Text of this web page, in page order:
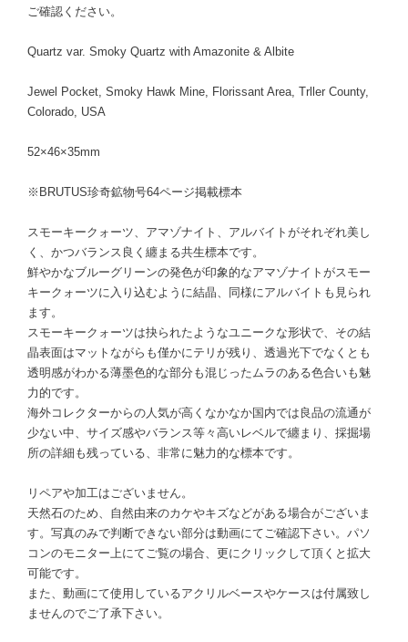
ご確認ください。
Quartz var. Smoky Quartz with Amazonite & Albite
Jewel Pocket, Smoky Hawk Mine, Florissant Area, Trller County,
Colorado, USA
52×46×35mm
※BRUTUS珍奇鉱物号64ページ掲載標本
スモーキークォーツ、アマゾナイト、アルバイトがそれぞれ美し
く、かつバランス良く纏まる共生標本です。
鮮やかなブルーグリーンの発色が印象的なアマゾナイトがスモー
キークォーツに入り込むように結晶、同様にアルバイトも見られ
ます。
スモーキークォーツは抉られたようなユニークな形状で、その結
晶表面はマットながらも僅かにテリが残り、透過光下でなくとも
透明感がわかる薄墨色的な部分も混じったムラのある色合いも魅
力的です。
海外コレクターからの人気が高くなかなか国内では良品の流通が
少ない中、サイズ感やバランス等々高いレベルで纏まり、採掘場
所の詳細も残っている、非常に魅力的な標本です。
リペアや加工はございません。
天然石のため、自然由来のカケやキズなどがある場合がございま
す。写真のみで判断できない部分は動画にてご確認下さい。パソ
コンのモニター上にてご覧の場合、更にクリックして頂くと拡大
可能です。
また、動画にて使用しているアクリルベースやケースは付属致し
ませんのでご了承下さい。